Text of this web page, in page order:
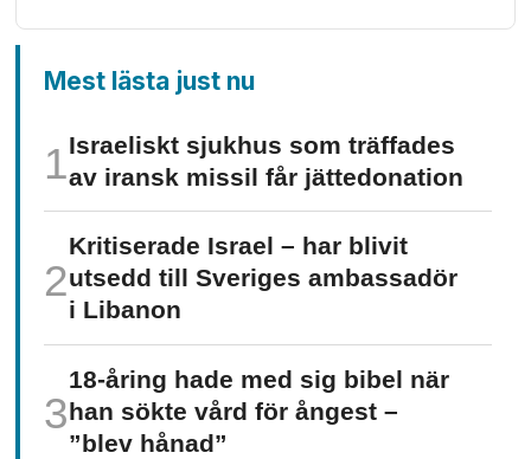
Mest lästa just nu
Israeliskt sjukhus som träffades
av iransk missil får jätte­donation
Kritiserade Israel – har blivit
utsedd till Sveriges ambassadör
i Libanon
18-åring hade med sig bibel när
han sökte vård för ångest –
”blev hånad”